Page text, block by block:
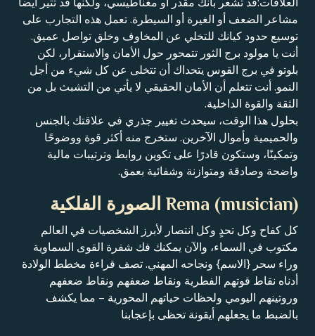
مشاعر الضعف أو الغيرة أو السيطرة. تعمل هذه التجارب على
توسيع حدود كيانك للتخلي عن المخاوف وخلق تواصل عميق.
أنت يا مولود برج الثور تتمحور حول الأمان والاستقرار، لكن
بلوتو في برج القوس يتحداك أن تتخلى عن كل شيء من أجل
النمو. أنت تتعلم أن الأمان الحقيقي لا يأتي من التشبث بل من
الثقة والقوة الداخلية.
بحلول هذا الوقت، سيحدث تغيير جذري في علاقتك بالجنس
والحميمية وأموال الآخرين. ستخرج منه أكثر قوة ووضوحًا
وتمكينًا، وستكون قادرًا على تكوين روابط وترتيبات مالية
واضحة وصادقة ومتوازنة وشفائية بعمق.
Rema (musician) الصورة الفلكية
كل كفاح وكل تحدٍ وكل انتصار لأبرز الشخصيات في العالم
مكتوب في السماء، والآن يمكنك فك شفرة القوى السماوية
وراء سحر {الاسم} ونجاحه المهني. تصف قراءة مخطط الولادة
أدناه نقاط قوتهم الفطرية ونقاط ضعفهم ونقاط ضعفهم
وروتينهم اليومي ولحظات حياتهم المحورية – مما يكشف
بالضبط ما يجعلهم أيقونة تحظى بإعجابنا